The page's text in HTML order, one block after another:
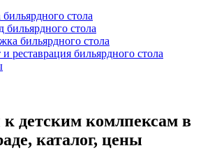
стола
бильярдного стола
бильярдного стола
реставрация бильярдного стола
к детским комлпексам в
каталог, цены